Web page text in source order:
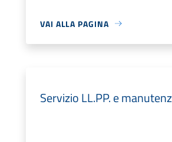
VAI ALLA PAGINA
Servizio LL.PP. e